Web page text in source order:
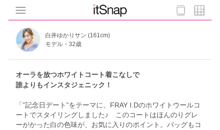
白井ゆかりサン (161cm)
モデル・32歳
オーラを放つホワイトコート着こなしで
誰よりもインスタジェニック！
「”記念日デート”をテーマに、FRAY I.Dのホワイトウールコ
ートでスタイリングしました♪ このコートはほんのりグレ
ーがかった白の色味が、お気に入りのポイント。バッグもコ